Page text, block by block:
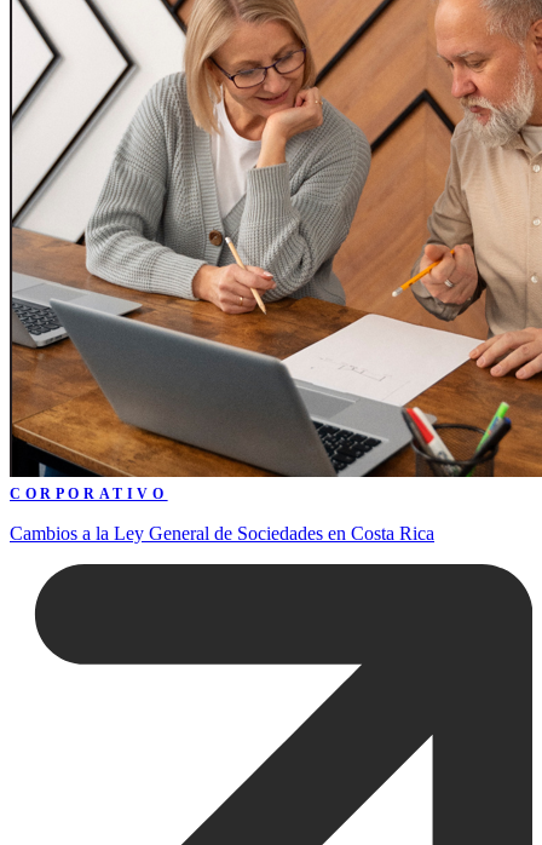
CORPORATIVO
Cambios a la Ley General de Sociedades en Costa Rica